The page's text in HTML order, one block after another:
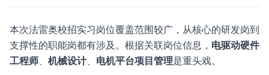
本次法雷奥校招实习岗位覆盖范围较广，从核心的研发岗到
支撑性的职能岗都有涉及。根据关联岗位信息， 电驱动硬件
工程师、 机械设计、 电机平台项目管理是重头戏。